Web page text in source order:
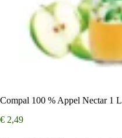
Compal 100 % Appel Nectar 1 L
€ 2,49